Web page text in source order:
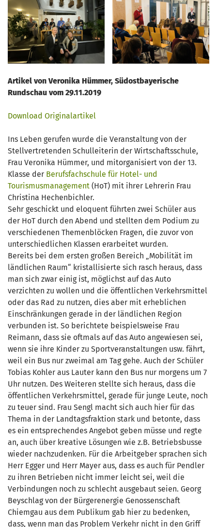
Artikel von Veronika Hümmer, Südostbayerische
Rundschau vom 29.11.2019
Download Originalartikel
Ins Leben gerufen wurde die Veranstaltung von der
Stellvertretenden Schulleiterin der Wirtschaftsschule,
Frau Veronika Hümmer, und mitorganisiert von der 13.
Klasse der Berufsfachschule für Hotel- und
Tourismusmanagement (HoT) mit ihrer Lehrerin Frau
Christina Hechenbichler.
Sehr geschickt und eloquent führten zwei Schüler aus
der HoT durch den Abend und stellten dem Podium zu
verschiedenen Themenblöcken Fragen, die zuvor von
unterschiedlichen Klassen erarbeitet wurden.
Bereits bei dem ersten großen Bereich „Mobilität im
ländlichen Raum“ kristallisierte sich rasch heraus, dass
man sich zwar einig ist, möglichst auf das Auto
verzichten zu wollen und die öffentlichen Verkehrsmittel
oder das Rad zu nutzen, dies aber mit erheblichen
Einschränkungen gerade in der ländlichen Region
verbunden ist. So berichtete beispielsweise Frau
Reimann, dass sie oftmals auf das Auto angewiesen sei,
wenn sie ihre Kinder zu Sportveranstaltungen usw. fährt,
weil ein Bus nur zweimal am Tag gehe. Auch der Schüler
Tobias Kohler aus Lauter kann den Bus nur morgens um 7
Uhr nutzen. Des Weiteren stellte sich heraus, dass die
öffentlichen Verkehrsmittel, gerade für junge Leute, noch
zu teuer sind. Frau Sengl macht sich auch hier für das
Thema in der Landtagsfraktion stark und betonte, dass
es ein entsprechendes Angebot geben müsse und regte
an, auch über kreative Lösungen wie z.B. Betriebsbusse
wieder nachzudenken. Für die Arbeitgeber sprachen sich
Herr Egger und Herr Mayer aus, dass es auch für Pendler
zu ihren Betrieben nicht immer leicht sei, weil die
Verbindungen noch zu schlecht ausgebaut seien. Georg
Beyschlag von der Bürgerenergie Genossenschaft
Chiemgau aus dem Publikum gab hier zu bedenken,
dass, wenn man das Problem Verkehr nicht in den Griff